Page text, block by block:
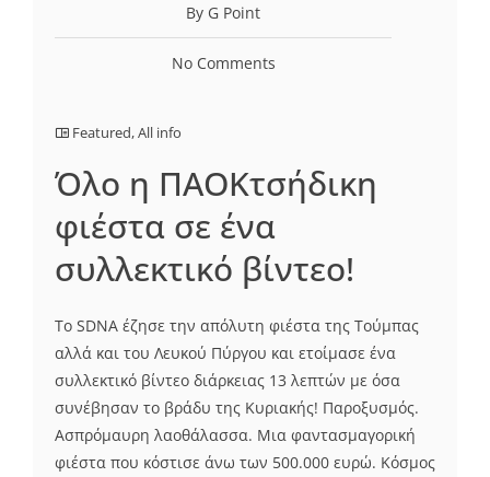
By G Point
No Comments
Featured,All info
Όλο η ΠΑΟΚτσήδικη
φιέστα σε ένα
συλλεκτικό βίντεο!
Το SDNA έζησε την απόλυτη φιέστα της Τούμπας
αλλά και του Λευκού Πύργου και ετοίμασε ένα
συλλεκτικό βίντεο διάρκειας 13 λεπτών με όσα
συνέβησαν το βράδυ της Κυριακής! Παροξυσμός.
Ασπρόμαυρη λαοθάλασσα. Μια φαντασμαγορική
φιέστα που κόστισε άνω των 500.000 ευρώ. Κόσμος